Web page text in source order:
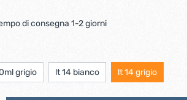
di consegna 1-2 giorni
grigio lt 14 bianco lt 14 grigio